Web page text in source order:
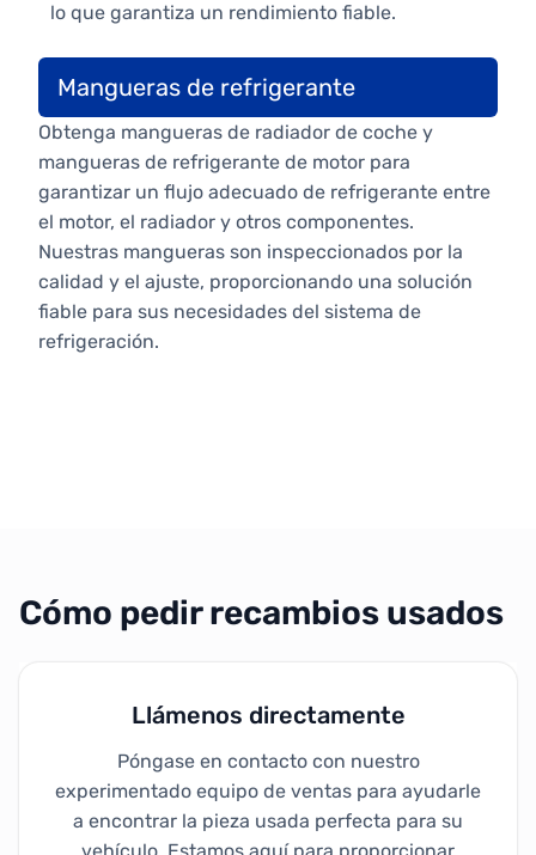
lo que garantiza un rendimiento fiable.
Mangueras de refrigerante
Obtenga mangueras de radiador de coche y
mangueras de refrigerante de motor para
garantizar un flujo adecuado de refrigerante entre
el motor, el radiador y otros componentes.
Nuestras mangueras son inspeccionados por la
calidad y el ajuste, proporcionando una solución
fiable para sus necesidades del sistema de
refrigeración.
Cómo pedir recambios usados
Llámenos directamente
Póngase en contacto con nuestro
experimentado equipo de ventas para ayudarle
a encontrar la pieza usada perfecta para su